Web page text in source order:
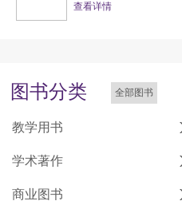
查看详情
图书分类 全部图书
教学用书
学术著作
商业图书